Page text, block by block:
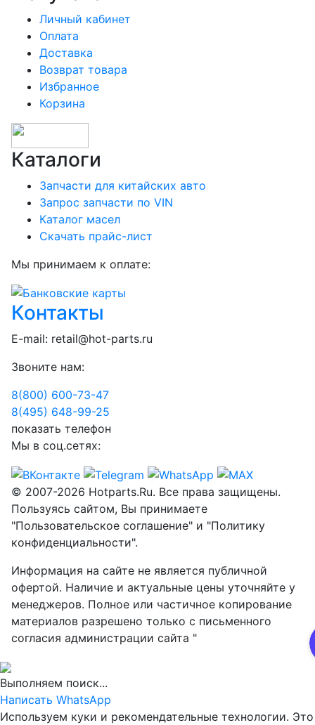
Личный кабинет
Оплата
Доставка
Возврат товара
Избранное
Корзина
Каталоги
Запчасти для китайских авто
Запрос запчасти по VIN
Каталог масел
Скачать прайс-лист
Мы принимаем к оплате:
Контакты
E-mail: retail@hot-parts.ru
Звоните нам:
8(800) 600-73-47
8(495) 648-99-25
показать телефон
Мы в соц.сетях:
© 2007-2026 Hotparts.Ru. Все права защищены.
Пользуясь сайтом, Вы принимаете
"Пользовательское соглашение" и "Политику
конфиденциальности".
Информация на сайте не является публичной
офертой. Наличие и актуальные цены уточняйте у
менеджеров. Полное или частичное копирование
материалов разрешено только с письменного
согласия администрации сайта "
Выполняем поиск...
Написать WhatsApp
Используем куки и рекомендательные технологии. Это